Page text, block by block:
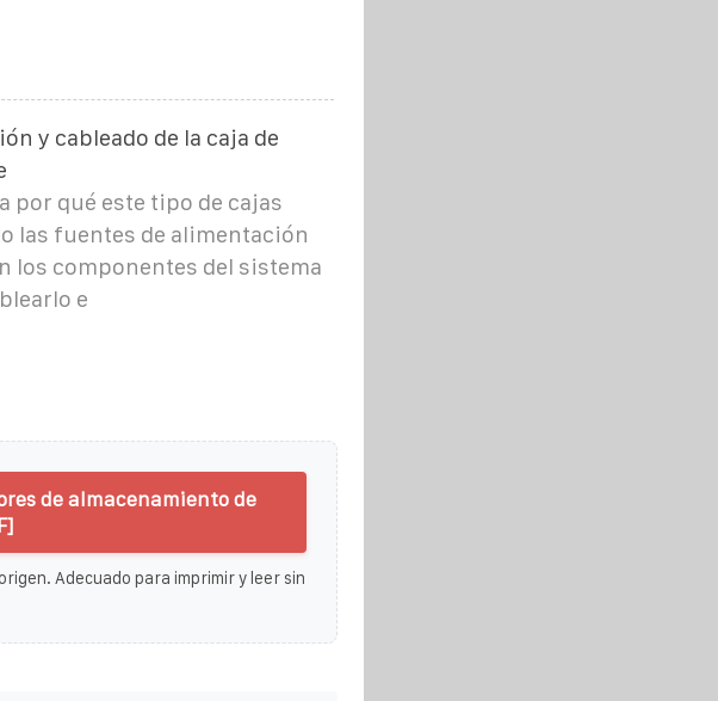
y cableado de la caja de
por qué este tipo de cajas
las fuentes de alimentación
los componentes del sistema
e
de almacenamiento de
Adecuado para imprimir y leer sin